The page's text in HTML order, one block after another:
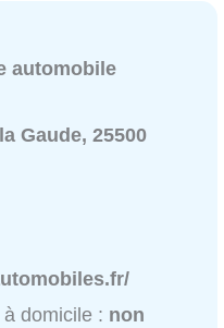
automobile
Gaude, 25500
domicile : non